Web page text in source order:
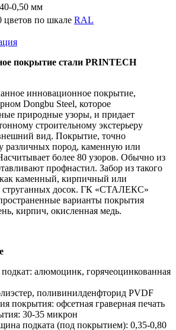
0,50 мм
цветов по шкале RAL
покрытие стали PRINTECH
инновационное покрытие,
Dongbu Steel, которое
природные узоры, и придает
строительному экстерьеру
вид. Покрытие, точно
различных пород, каменную или
более 80 узоров. Обычно из
профнастил. Забор из такого
каменный, кирпичный или
струганных досок. ГК «СТАЛЕКС»
варианты покрытия
кирпич, окисленная медь.
алюмоцинк, горячеоцинкованная
поливинилденфторид PVDF
покрытия: офсетная граверная печать
30-35 микрон
подката (под покрытием): 0,35-0,80